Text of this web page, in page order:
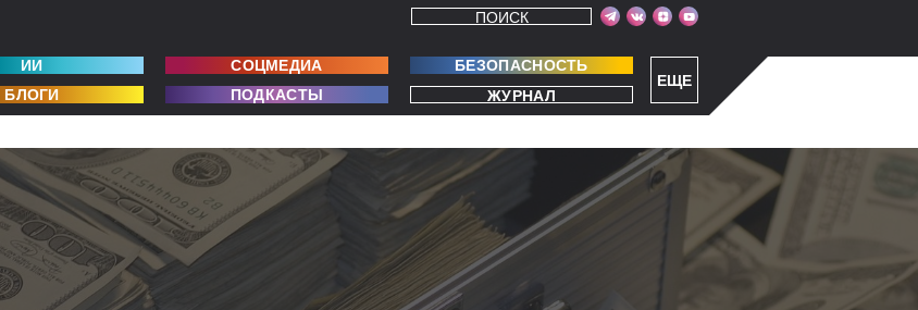
ЕЩЕ
ПОИСК
ИИ СОЦМЕДИА
БЕЗОПАСНОСТЬ
БЛОГИ ПОДКАСТЫ ЖУРНАЛ